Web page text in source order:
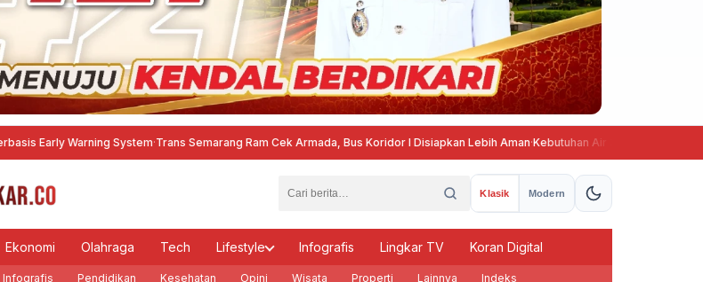
Warning System ·Trans Semarang Ram Cek Armada, Bus Koridor I Disiapkan Lebih Aman·Kebutuhan Air 36 Ribu Kubik, RSUP
Klasik Modern
Ekonomi Olahraga Tech Lifestyle Infografis Lingkar TV Koran Digital
Infografis Pendidikan Kesehatan Opini Wisata Properti Lainnya Indeks